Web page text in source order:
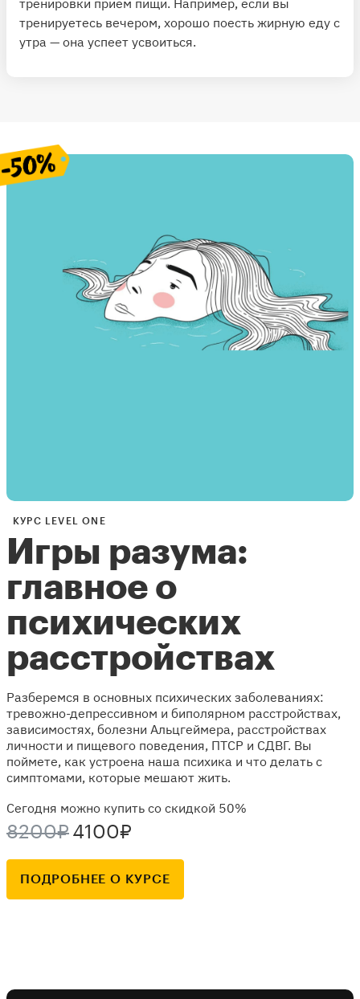
тренируетесь вечером, хорошо поесть жирную еду с
утра — она успеет усвоиться.
КУРС LEVEL ONE
Игры разума:
главное о
психических
расстройствах
Разберемся в основных психических заболеваниях:
тревожно-депрессивном и биполярном расстройствах,
зависимостях, болезни Альцгеймера, расстройствах
личности и пищевого поведения, ПТСР и СДВГ. Вы
поймете, как устроена наша психика и что делать с
симптомами, которые мешают жить.
Сегодня можно купить со скидкой 50%
8200₽ 4100₽
ПОДРОБНЕЕ О КУРСЕ